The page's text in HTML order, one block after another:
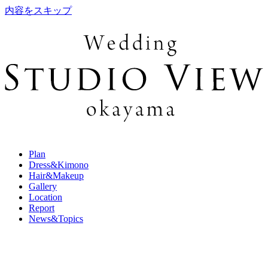
内容をスキップ
Plan
Dress&Kimono
Hair&Makeup
Gallery
Location
Report
News&Topics